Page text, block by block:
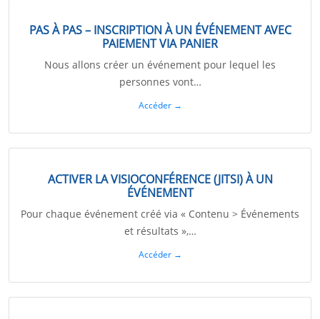
PAS À PAS – INSCRIPTION À UN ÉVÉNEMENT AVEC
PAIEMENT VIA PANIER
Nous allons créer un événement pour lequel les
personnes vont…
Accéder →
ACTIVER LA VISIOCONFÉRENCE (JITSI) À UN
ÉVÉNEMENT
Pour chaque événement créé via « Contenu > Événements
et résultats »,…
Accéder →